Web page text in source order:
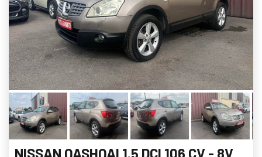
NISSAN QASHQAI 1.5 DCI 106 CV - 8V